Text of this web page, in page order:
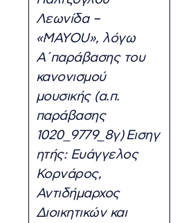
Λεωνίδα –
«MAYOU», λόγω
Α΄παράβασης του
κανονισμού
μουσικής (α.π.
παράβασης
1020_9779_8γ) Εισηγ
ητής: Ευάγγελος
Κορνάρος,
Αντιδήμαρχος
Διοικητικών και